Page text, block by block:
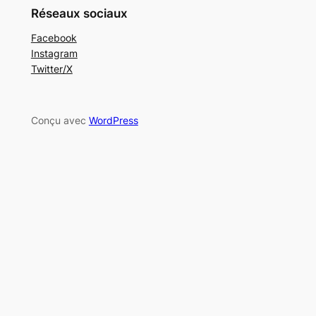
Réseaux sociaux
Facebook
Instagram
Twitter/X
Conçu avec WordPress